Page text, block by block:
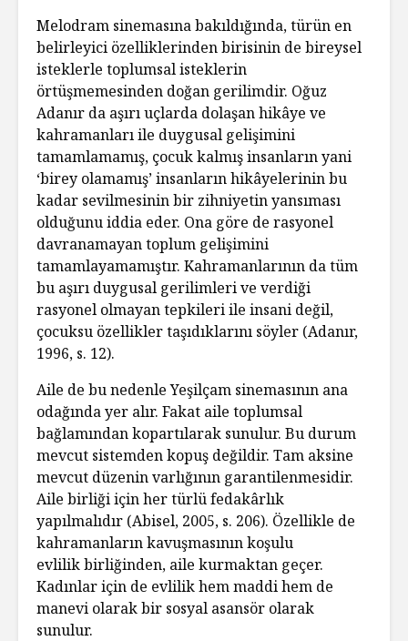
Melodram sinemasına bakıldığında, türün en
belirleyici özelliklerinden birisinin de bireysel
isteklerle toplumsal isteklerin
örtüşmemesinden doğan gerilimdir. Oğuz
Adanır da aşırı uçlarda dolaşan hikâye ve
kahramanları ile duygusal gelişimini
tamamlamamış, çocuk kalmış insanların yani
‘birey olamamış’ insanların hikâyelerinin bu
kadar sevilmesinin bir zihniyetin yansıması
olduğunu iddia eder. Ona göre de rasyonel
davranamayan toplum gelişimini
tamamlayamamıştır. Kahramanlarının da tüm
bu aşırı duygusal gerilimleri ve verdiği
rasyonel olmayan tepkileri ile insani değil,
çocuksu özellikler taşıdıklarını söyler (Adanır,
1996, s. 12).
Aile de bu nedenle Yeşilçam sinemasının ana
odağında yer alır. Fakat aile toplumsal
bağlamından kopartılarak sunulur. Bu durum
mevcut sistemden kopuş değildir. Tam aksine
mevcut düzenin varlığının garantilenmesidir.
Aile birliği için her türlü fedakârlık
yapılmalıdır (Abisel, 2005, s. 206). Özellikle de
kahramanların kavuşmasının koşulu
evlilik birliğinden, aile kurmaktan geçer.
Kadınlar için de evlilik hem maddi hem de
manevi olarak bir sosyal asansör olarak
sunulur.